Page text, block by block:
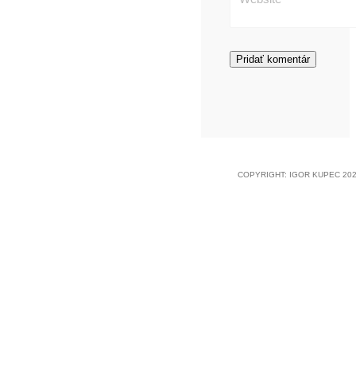
COPYRIGHT: IGOR KUPEC